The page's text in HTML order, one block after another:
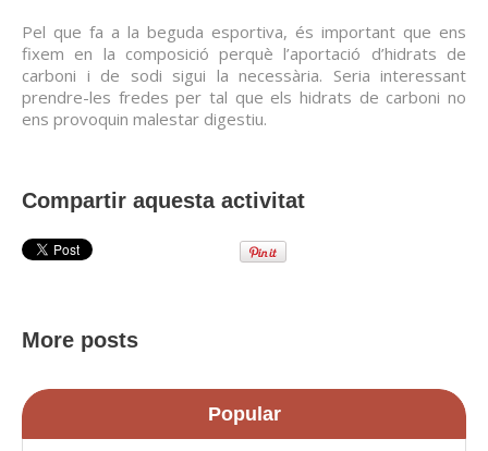
Pel que fa a la beguda esportiva, és important que ens
fixem en la composició perquè l’aportació d’hidrats de
carboni i de sodi sigui la necessària. Seria interessant
prendre-les fredes per tal que els hidrats de carboni no
ens provoquin malestar digestiu.
Compartir aquesta activitat
More posts
Popular